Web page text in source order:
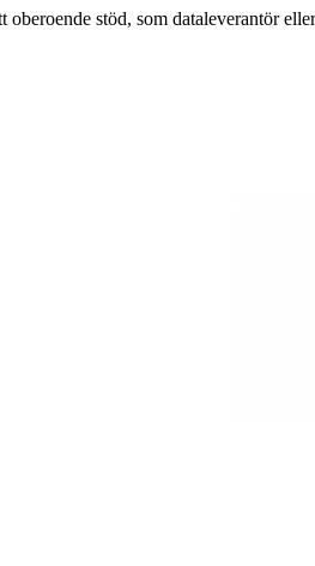
stöd, som dataleverantör